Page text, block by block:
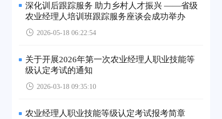
深化训后跟踪服务 助力乡村人才振兴 ——省级
农业经理人培训班跟踪服务座谈会成功举办
2026-05-18 06:22:54
关于开展2026年第一次农业经理人职业技能等
级认定考试的通知
2026-03-18 09:35:10
农业经理人职业技能等级认定考试报考简章